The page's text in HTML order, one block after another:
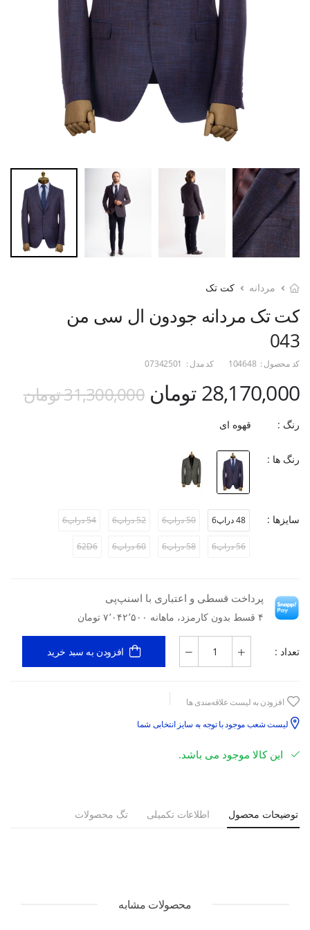
مردانه کت تک
کت تک مردانه جودون ال سی من
043
کد محصول : 104648 کد مدل : 07342501
28,170,000 تومان 31,300,000 تومان
رنگ : قهوه ای
رنگ ها :
سایزها : 48 دراپ6 50 دراپ6 52 دراپ6 54 دراپ6
56 دراپ6 58 دراپ6 60 دراپ6 62D6
پرداخت قسطی و اعتباری با اسنپ‌پی
۴ قسط بدون کارمزد، ماهانه ۷٬۰۴۲٬۵۰۰ تومان
تعداد : افزودن به سبد خرید
افزودن به لیست علاقه‌مندی ها
لیست شعب موجود با توجه به سایز انتخابی شما
این کالا موجود می باشد.
توضیحات محصول اطلاعات تکمیلی تگ محصولات
محصولات مشابه